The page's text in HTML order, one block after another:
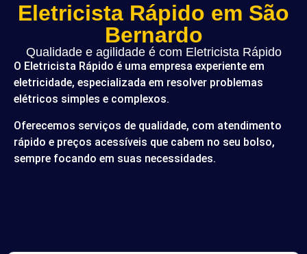
Eletricista Rápido em São
Bernardo
Qualidade e agilidade é com Eletricista Rápido
O Eletricista Rápido é uma empresa experiente em
eletricidade, especializada em resolver problemas
elétricos simples e complexos.
Oferecemos serviços de qualidade, com atendimento
rápido e preços acessíveis que cabem no seu bolso,
sempre focando em suas necessidades.